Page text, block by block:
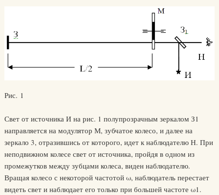
Рис. 1
Свет от источника И на рис. 1 полупрозрачным зеркалом З1
направляется на модулятор М, зубчатое колесо, и далее на
зеркало 3, отразившись от которого, идет к наблюдателю Н. При
неподвижном колесе свет от источника, пройдя в одном из
промежутков между зубцами колеса, виден наблюдателю.
Вращая колесо с некоторой частотой ω, наблюдатель перестает
видеть свет и наблюдает его только при большей частоте ω1.